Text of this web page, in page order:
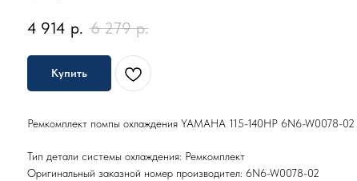
4 914 р. 6 279 р.
Купить
Ремкомплект помпы охлаждения YAMAHA 115-140HP 6N6-W0078-02
Тип детали системы охлаждения: Ремкомплект
Оригинальный заказной номер производител: 6N6-W0078-02